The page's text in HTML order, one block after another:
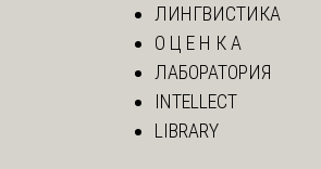
ЛИНГВИСТИКА
О Ц Е Н К А
ЛАБОРАТОРИЯ
INTELLECT
LIBRARY